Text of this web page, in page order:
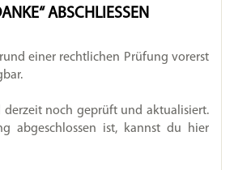
ABSCHLIESSEN
einer rechtlichen Prüfung vorerst
derzeit noch geprüft und aktualisiert.
abgeschlossen ist, kannst du hier